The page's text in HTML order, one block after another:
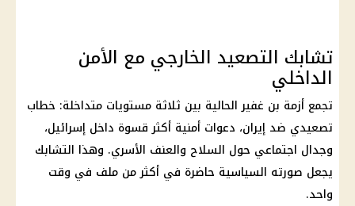
تشابك التصعيد الخارجي مع الأمن
الداخلي
تجمع أزمة بن غفير الحالية بين ثلاثة مستويات متداخلة: خطاب
تصعيدي ضد إيران، دعوات أمنية أكثر قسوة داخل إسرائيل،
وجدال اجتماعي حول السلاح والعنف الأسري. وهذا التشابك
يجعل صورته السياسية حاضرة في أكثر من ملف في وقت
واحد.